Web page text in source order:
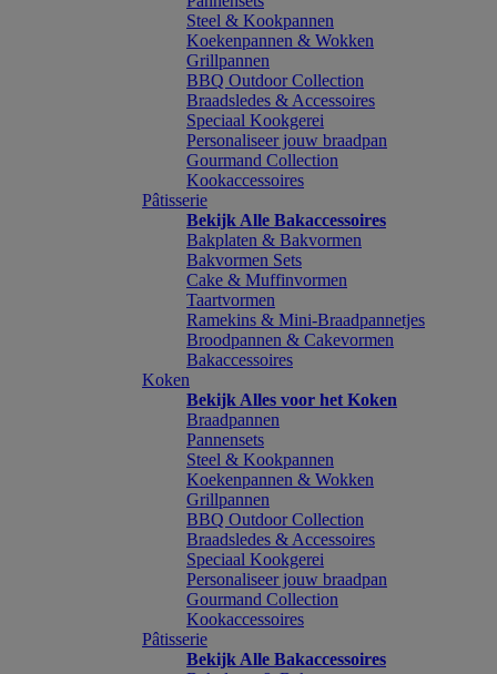
Steel & Kookpannen
Koekenpannen & Wokken
Grillpannen
BBQ Outdoor Collection
Braadsledes & Accessoires
Speciaal Kookgerei
Personaliseer jouw braadpan
Gourmand Collection
Kookaccessoires
Pâtisserie
Bekijk Alle Bakaccessoires
Bakplaten & Bakvormen
Bakvormen Sets
Cake & Muffinvormen
Taartvormen
Ramekins & Mini-Braadpannetjes
Broodpannen & Cakevormen
Bakaccessoires
Koken
Bekijk Alles voor het Koken
Braadpannen
Pannensets
Steel & Kookpannen
Koekenpannen & Wokken
Grillpannen
BBQ Outdoor Collection
Braadsledes & Accessoires
Speciaal Kookgerei
Personaliseer jouw braadpan
Gourmand Collection
Kookaccessoires
Pâtisserie
Bekijk Alle Bakaccessoires